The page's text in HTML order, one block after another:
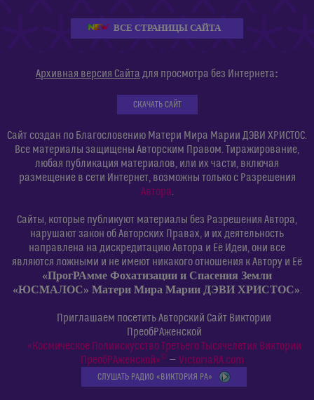
ВСЕ СТРАНИЦЫ САЙТА
Архивная версия Сайта для просмотра без Интернета:
СКАЧАТЬ САЙТ
Сайт создан по Благословению Матери Мира Марии ДЭВИ ХРИСТОС.
Все материалы защищены Авторским Правом. Тиражирование,
любая публикация материалов, или их части, включая
размещение в сети Интернет, возможны только с Разрешения
Автора.
Сайты, которые публикуют материалы без Разрешения Автора,
нарушают закон об Авторских Правах, и их деятельность
направлена на дискредитацию Автора и Её Идеи, они все
являются ложными и не имеют никакого отношения к Автору и Её
«ПрогРАмме Фохатизации и Спасения Земли
«ЮСМАЛОС» Матери Мира Марии ДЭВИ ХРИСТОС».
Приглашаем посетить Авторский Сайт Виктории
ПреобРАженской
«Космическое Полиискусство Третьего Тысячелетия Виктории
ПреобРАженской»©— VictoriaRA.com
СЛУШАТЬ РАДИО «ВИКТОРИЯ РА»